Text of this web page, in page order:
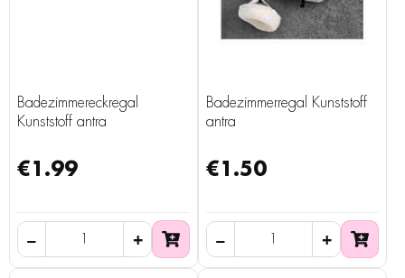
Badezimmereckregal
Kunststoff antra
€1.99
Badezimmerregal Kunststoff
antra
€1.50